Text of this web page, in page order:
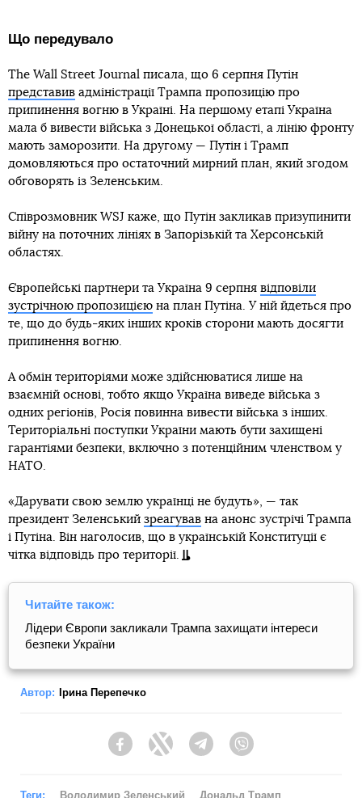
Що передувало
The Wall Street Journal писала, що 6 серпня Путін
представив адміністрації Трампа пропозицію про
припинення вогню в Україні. На першому етапі Україна
мала б вивести війська з Донецької області, а лінію фронту
мають заморозити. На другому — Путін і Трамп
домовляються про остаточний мирний план, який згодом
обговорять із Зеленським.
Співрозмовник WSJ каже, що Путін закликав призупинити
війну на поточних лініях в Запорізькій та Херсонській
областях.
Європейські партнери та Україна 9 серпня відповіли
зустрічною пропозицією на план Путіна. У ній йдеться про
те, що до будь-яких інших кроків сторони мають досягти
припинення вогню.
А обмін територіями може здійснюватися лише на
взаємній основі, тобто якщо Україна виведе війська з
одних регіонів, Росія повинна вивести війська з інших.
Територіальні поступки України мають бути захищені
гарантіями безпеки, включно з потенційним членством у
НАТО.
«Дарувати свою землю українці не будуть», — так
президент Зеленський зреагував на анонс зустрічі Трампа
і Путіна. Він наголосив, що в українській Конституції є
чітка відповідь про території.
Читайте також:
Лідери Європи закликали Трампа захищати інтереси
безпеки України
Автор: Ірина Перепечко
FacebookTwitter Telegram
Теги: Володимир Зеленський Дональд Трамп